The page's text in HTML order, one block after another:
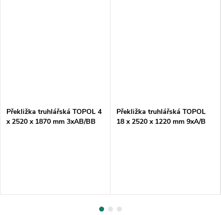
Překližka truhlářská TOPOL 4
x 2520 x 1870 mm 3xAB/BB
Překližka truhlářská TOPOL
18 x 2520 x 1220 mm 9xA/B